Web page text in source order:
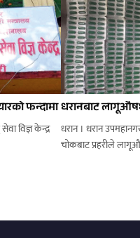
फन्दामा
विज्ञ केन्द्र
धरानबाट
धरान । धरान